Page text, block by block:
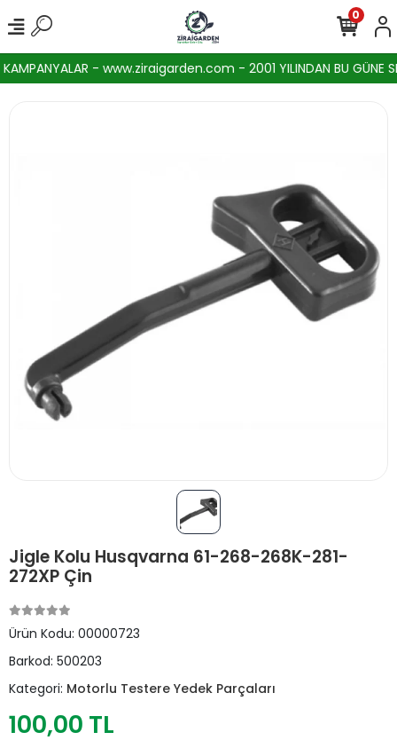
KAMPANYALAR - www.ziraigarden.com - 2001 YILINDAN BU GÜNE
0
Jigle Kolu Husqvarna 61-268-268K-281-
272XP Çin
Ürün Kodu: 00000723
Barkod: 500203
Kategori: Motorlu Testere Yedek Parçaları
100,00 TL